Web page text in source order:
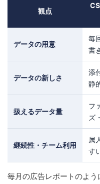
観点
データの用意
毎
書
データの新しさ
添
静
扱えるデータ量
フ
ズ
継続性・チーム利用
属
す
毎月の広告レポートのよ